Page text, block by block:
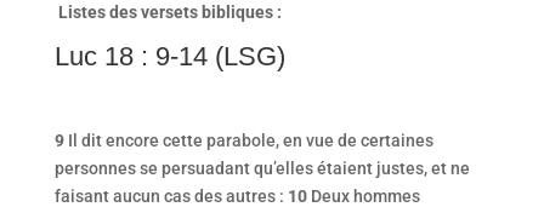
Listes des versets bibliques :
Luc 18 : 9-14 (LSG)
9Il dit encore cette parabole, en vue de certaines
personnes se persuadant qu’elles étaient justes, et ne
faisant aucun cas des autres : 10Deux hommes